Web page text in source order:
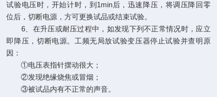
试验电压时，开始计时，到1min后，迅速降压，将调压降回零
位后，切断电源，方可更换试品或结束试验。
6、在升压或耐压过程中，如发现下列不正常情况时，应立
即降压，切断电源。工频无局放试验变压器停止试验并查明原
因：
①电压表指针摆动很大；
②发现绝缘烧焦或冒烟；
③被试品内有不正常的声音。